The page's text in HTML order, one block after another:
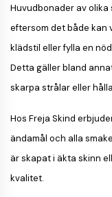
Huvudbonader av olika
eftersom det både kan
klädstil eller fylla en
Detta gäller bland
skarpa strålar eller
Hos Freja Skind
ändamål och alla
är skapat i äkta skinn
kvalitet.